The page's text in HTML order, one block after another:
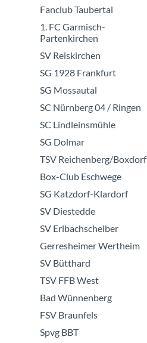
Fanclub Taubertal
1. FC Garmisch-
Partenkirchen
SV Reiskirchen
SG 1928 Frankfurt
SG Mossautal
SC Nürnberg 04 / Ringen
SC Lindleinsmühle
SG Dolmar
TSV Reichenberg/Boxdorf
Box-Club Eschwege
SG Katzdorf-Klardorf
SV Diestedde
SV Erlbachscheiber
Gerresheimer Wertheim
SV Bütthard
TSV FFB West
Bad Wünnenberg
FSV Braunfels
Spvg BBT